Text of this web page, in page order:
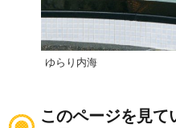
ゆらり内海
このページを見て